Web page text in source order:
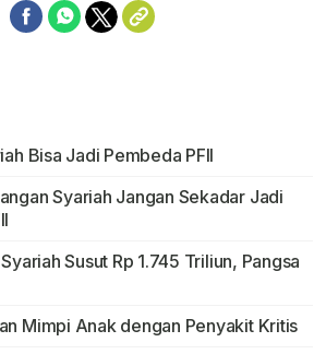
Bisa Jadi Pembeda PFII
Syariah Jangan Sekadar Jadi
Susut Rp 1.745 Triliun, Pangsa
Mimpi Anak dengan Penyakit Kritis